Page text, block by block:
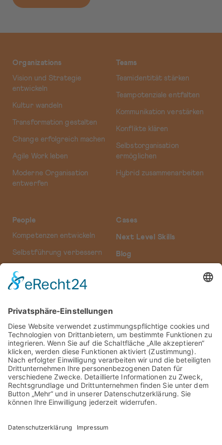
Organizations
Vision und Strategie
entwickeln
Kultur wandeln
Transformation gestalten
Change erfolgreich machen
Agile Work leben
Moderne Organisation
entwerfen
Teams
Teamidentität stärken
Teampotenziale entfalten
Kommunikation verstärken
Konflikte klären
Selbstorganisation
ermöglichen
Hybrid zusammenarbeiten
People
Kompetenzen entwickeln
Selbstführung verbessern
Leadership neu denken
Cases
Next Level Skills
Blog
Cookie-Einstellungen
Kostenfreies
Erstgespräch